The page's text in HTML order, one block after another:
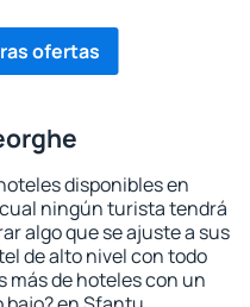
ofertas
disponibles en
ningún turista tendrá
algo que se ajuste a sus
de alto nivel con todo
más de hoteles con un